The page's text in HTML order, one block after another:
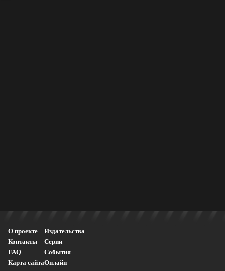
О проекте
Контакты
FAQ
Карта сайта
Издательства
Серии
События
Онлайн